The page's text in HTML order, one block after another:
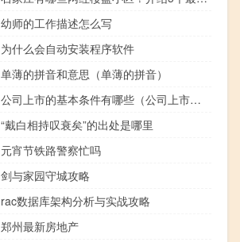
幼师的工作描述怎么写
为什么会自动安装程序软件
单薄的拼音和意思（单薄的拼音）
公司上市的基本条件有哪些（公司上市的基本条件）
“戴白相持叹衰矣”的出处是哪里
元宵节铁路警察忙吗
剑与家园守城攻略
rac数据库架构分析与实战攻略
郑州最新房地产